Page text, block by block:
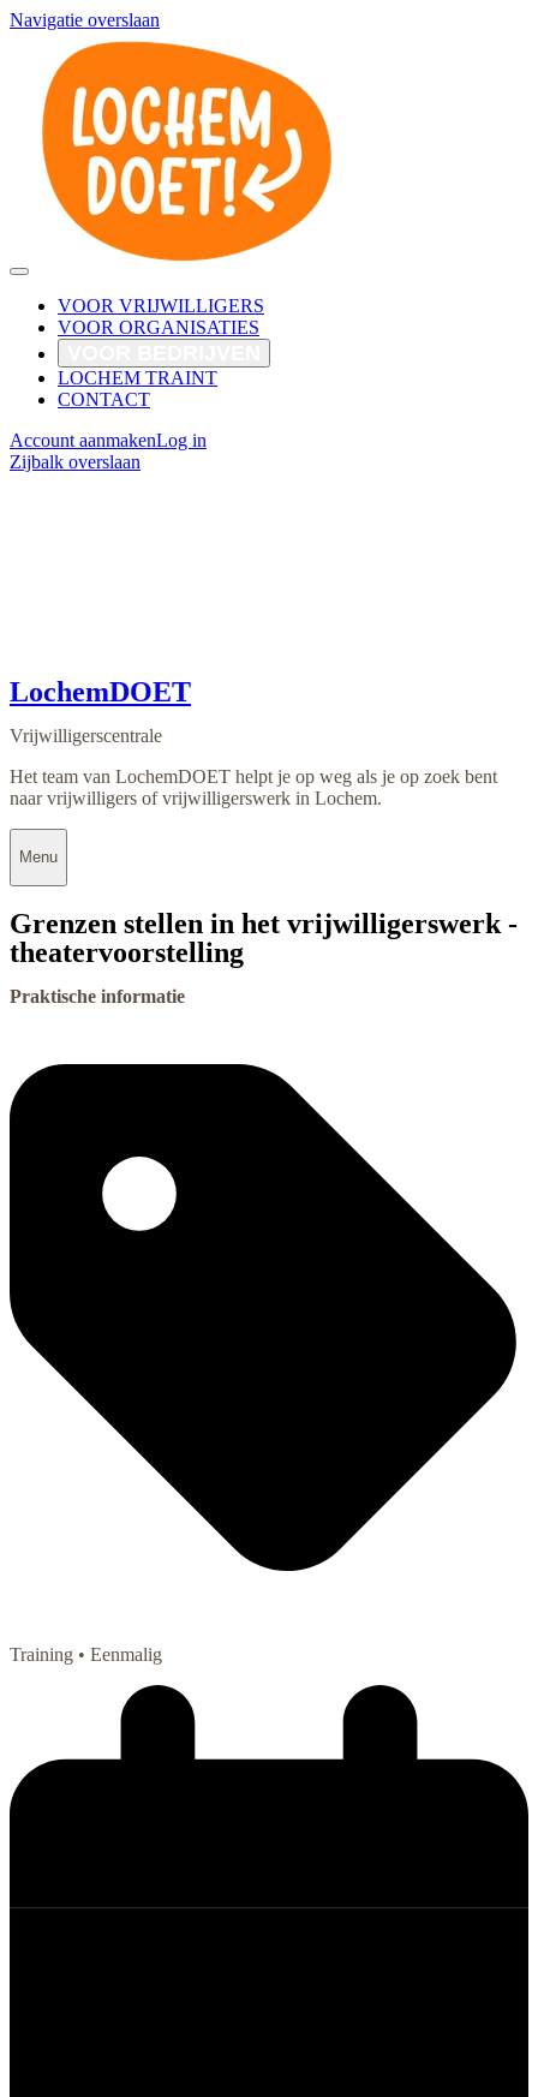
Navigatie overslaan
VOOR VRIJWILLIGERS
VOOR ORGANISATIES
LOCHEM TRAINT
CONTACT
Account aanmakenLog in
Zijbalk overslaan
LochemDOET
Vrijwilligerscentrale
Het team van LochemDOET helpt je op weg als je op zoek bent
naar vrijwilligers of vrijwilligerswerk in Lochem.
Menu
Grenzen stellen in het vrijwilligerswerk -
theatervoorstelling
Praktische informatie
Training • Eenmalig